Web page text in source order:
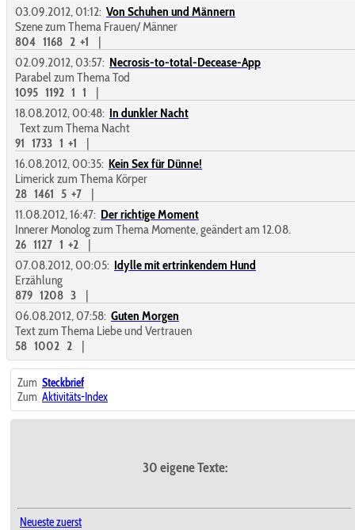
03.09.2012, 01:12: Von Schuhen und Männern
Szene zum Thema Frauen/ Männer
804 1168 2 +1
|
02.09.2012, 03:57: Necrosis-to-total-Decease-App
Parabel zum Thema Tod
1095 1192 1 1
|
18.08.2012, 00:48: In dunkler Nacht
Text zum Thema Nacht
91 1733 1 +1
|
16.08.2012, 00:35: Kein Sex für Dünne!
Limerick zum Thema Körper
28 1461 5 +7
|
11.08.2012, 16:47: Der richtige Moment
Innerer Monolog zum Thema Momente, geändert am 12.08.
26 1127 1 +2
|
07.08.2012, 00:05: Idylle mit ertrinkendem Hund
Erzählung
879 1208 3
|
06.08.2012, 07:58: Guten Morgen
Text zum Thema Liebe und Vertrauen
58 1002 2 |
Zum Steckbrief
Zum Aktivitäts-Index
30 eigene Texte:
Neueste zuerst